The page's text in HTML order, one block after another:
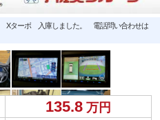
ターボ 入庫しました。 電話問い合わせは
135.8 万円